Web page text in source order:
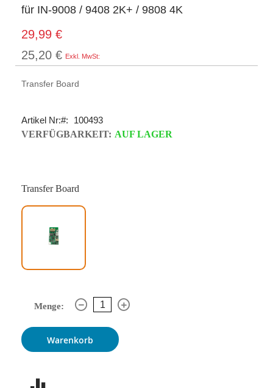
für IN-9008 / 9408 2K+ / 9808 4K
29,99 €
25,20 €
Transfer Board
Artikel Nr:
100493
VERFÜGBARKEIT: AUF LAGER
Transfer Board
Menge:
Warenkorb